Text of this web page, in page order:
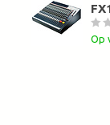
Op